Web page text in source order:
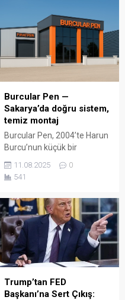
Burcular Pen —
Sakarya’da doğru sistem,
temiz montaj
Burcular Pen, 2004’te Harun
Burcu’nun küçük bir
başladı; bugün Serdivan’daki
147 m² showroomu ve 750
Sakarya ve çevre ilçelerde
PVC doğrama, cam balkon,
kış bahçesi, panjur ve
küpeşte çözümlerini tek çatı
altında sunuyor. Fıratpen
kurumsal bayiliği ile çalışıyor
olmamız; profil kalitesi,
aksesuar standardı...
11.08.2025
0
541
Trump’tan FED
Başkanı’na Sert Çıkış: